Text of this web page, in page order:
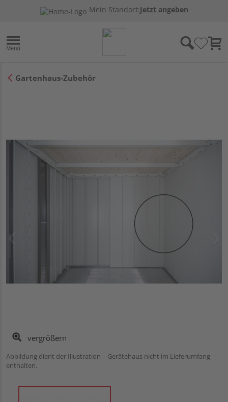
Mein Standort:Jetzt angeben
Gartenhaus-Zubehör
vergrößern
Abbildung dient der Illustration – Gerätehaus nicht im Lieferumfang
enthalten.